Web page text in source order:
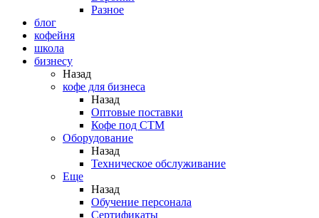
Разное
блог
кофейня
школа
бизнесу
Назад
кофе для бизнеса
Назад
Оптовые поставки
Кофе под СТМ
Оборудование
Назад
Техническое обслуживание
Еще
Назад
Обучение персонала
Сертификаты